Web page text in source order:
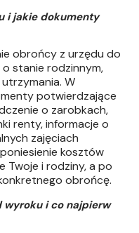
i jakie dokumenty
obrońcy z urzędu do
stanie rodzinnym,
W
potwierdzające
o zarobkach,
renty, informacje o
zajęciach
kosztów
Twoje i rodziny, a po
obrońcę.
wyroku i co najpierw